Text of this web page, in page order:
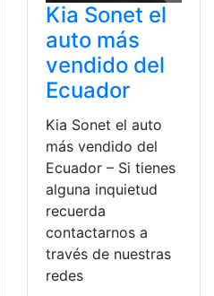
Kia Sonet el
auto más
vendido del
Ecuador
Kia Sonet el auto
más vendido del
Ecuador – Si tienes
alguna inquietud
recuerda
contactarnos a
través de nuestras
redes